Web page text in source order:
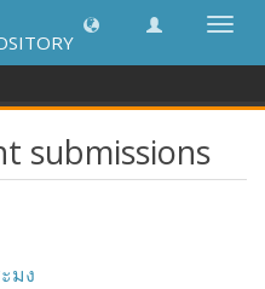
အညွှန်
ပြောင်း
submissions
มง